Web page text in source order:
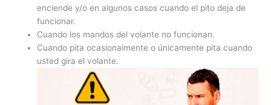
enciende y/o en algunos casos cuando el pito deja de
funcionar.
Cuando los mandos del volante no funcionan.
Cuando pita ocasionalmente o únicamente pita cuando
usted gira el volante.